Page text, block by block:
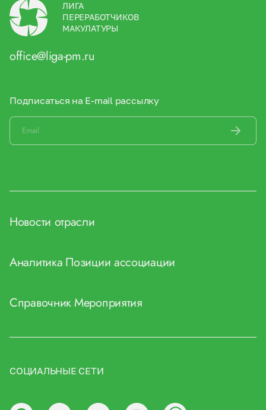
ЛИГА
ПЕРЕРАБОТЧИКОВ
МАКУЛАТУРЫ
office@liga-pm.ru
Подписаться на E-mail рассылку
Новости отрасли
Аналитика Позиции ассоциации
СправочникМероприятия
СОЦИАЛЬНЫЕ СЕТИ